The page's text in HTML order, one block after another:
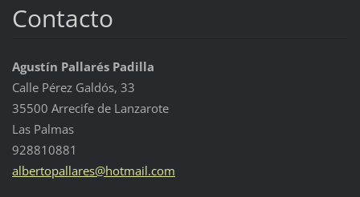
Contacto
Agustín Pallarés Padilla
Calle Pérez Galdós, 33
35500 Arrecife de Lanzarote
Las Palmas
928810881
albertopallares@hotmail.com